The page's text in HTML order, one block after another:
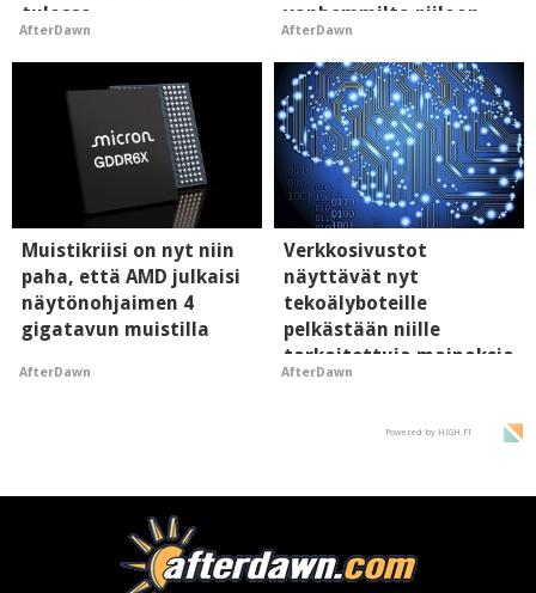
tulossa
AfterDawn
vanhemmilta piiloon
AfterDawn
Muistikriisi on nyt niin
paha, että AMD julkaisi
näytönohjaimen 4
gigatavun muistilla
AfterDawn
Verkkosivustot
näyttävät nyt
tekoälyboteille
pelkästään niille
tarkoitettuja mainoksia
- vaikuttaa tekoälyn
AfterDawn
Powered by HIGH.FI